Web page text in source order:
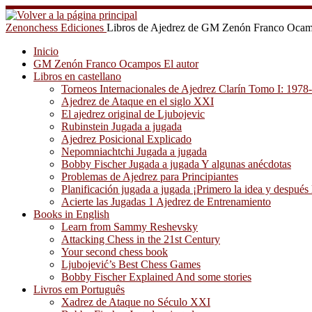
Saltar
al
contenido
Zenonchess Ediciones Libros de Ajedrez de GM Zenón Franco
Inicio
GM Zenón Franco Ocampos El autor
Libros en castellano
Torneos Internacionales de Ajedrez Clarín Tomo I:
Ajedrez de Ataque en el siglo XXI
El ajedrez original de Ljubojevic
Rubinstein Jugada a jugada
Ajedrez Posicional Explicado
Nepomniachtchi Jugada a jugada
Bobby Fischer Jugada a jugada Y algunas anécdotas
Problemas de Ajedrez para Principiantes
Planificación jugada a jugada ¡Primero la idea y después
Acierte las Jugadas 1 Ajedrez de Entrenamiento
Books in English
Learn from Sammy Reshevsky
Attacking Chess in the 21st Century
Your second chess book
Ljubojević’s Best Chess Games
Bobby Fischer Explained And some stories
Livros em Português
Xadrez de Ataque no Século XXI